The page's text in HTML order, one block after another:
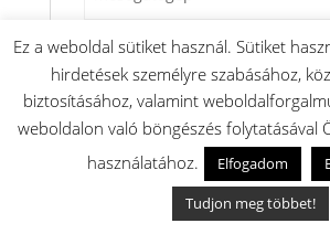
Gorenje
mosogatógép
VA3013RT
Gorenje
IM687
mosogatógép
IM656
Ez a weboldal sütiket használ. Sütiket
hirdetések személyre szabásához,
biztosításához, valamint
weboldalon való böngészés folytatásával
használatához.
Elfogadom
Tudjon meg többet!